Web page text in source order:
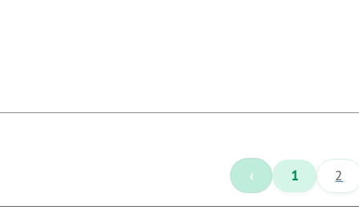
‹ 1 2